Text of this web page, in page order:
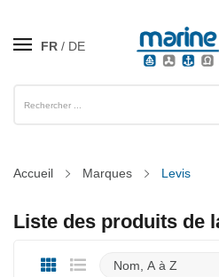
FR DE
Accueil Marques Levis
Liste des produits de
Nom, A à Z